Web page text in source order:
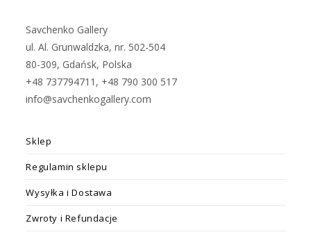
Savchenko Gallery
ul. Al. Grunwaldzka, nr. 502-504
80-309, Gdańsk, Polska
+48 737794711, +48 790 300 517
info@savchenkogallery.com
Sklep
Regulamin sklepu
Wysyłka i Dostawa
Zwroty i Refundacje